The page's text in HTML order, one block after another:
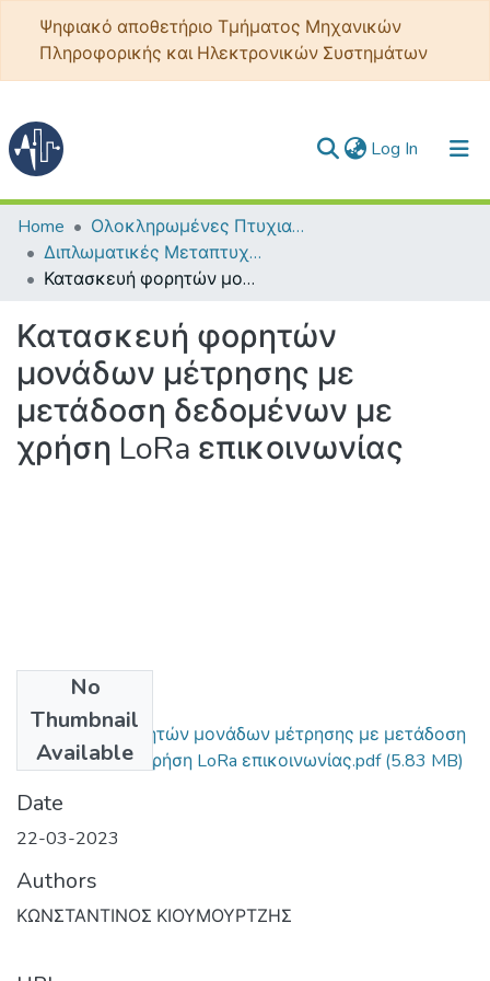
Ψηφιακό αποθετήριο Τμήματος Μηχανικών
Πληροφορικής και Ηλεκτρονικών Συστημάτων
Log In (current)
Communities & Collections
All of DSpace
Home
Ολοκληρωμένες Πτυχιακές - Διπλωματικές
Διπλωματικές Μεταπτυχιακού Εφαρμοσμένα Ηλεκτρονικά Συστήματα
Κατασκευή φορητών μονάδων μέτρησης με μετάδοση δεδομένων με χρήση LoRa επικοινωνίας
Κατασκευή φορητών
μονάδων μέτρησης με
μετάδοση δεδομένων με
χρήση LoRa επικοινωνίας
No
Thumbnail
Available
Κατασκευή φορητών μονάδων μέτρησης με μετάδοση
δεδομένων με χρήση LoRa επικοινωνίας.pdf(5.83 MB)
Date
22-03-2023
Authors
ΚΩΝΣΤΑΝΤΙΝΟΣ ΚΙΟΥΜΟΥΡΤΖΗΣ